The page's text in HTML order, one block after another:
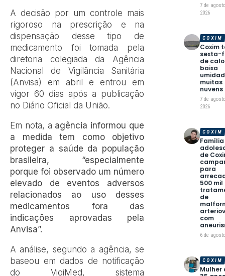
A decisão por um controle mais
rigoroso na prescrição e na
dispensação desse tipo de
medicamento foi tomada pela
diretoria colegiada da Agência
Nacional de Vigilância Sanitária
(Anvisa) em abril e entrou em
vigor 60 dias após a publicação
no Diário Oficial da União.
Em nota, a agência informou que
a medida tem como objetivo
proteger a saúde da população
brasileira, “especialmente
porque foi observado um número
elevado de eventos adversos
relacionados ao uso desses
medicamentos fora das
indicações aprovadas pela
Anvisa”.
A análise, segundo a agência, se
baseou em dados de notificação
do VigiMed, sistema
7 de
2026
Coxim
sexta-
de
baixa
muitas
nuvens
7 de
2026
COXIM
de
para
500
de
com
6 de
COXIM
Mulher
COXIM